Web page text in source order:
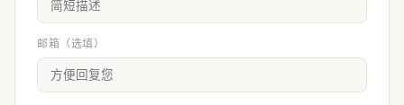
邮箱（选填）